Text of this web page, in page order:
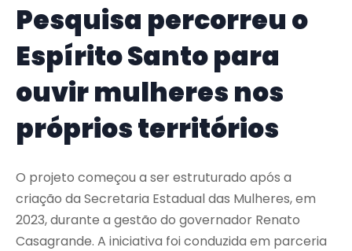
Pesquisa percorreu o
Espírito Santo para
ouvir mulheres nos
próprios territórios
O projeto começou a ser estruturado após a
criação da Secretaria Estadual das Mulheres, em
2023, durante a gestão do governador Renato
Casagrande. A iniciativa foi conduzida em parceria